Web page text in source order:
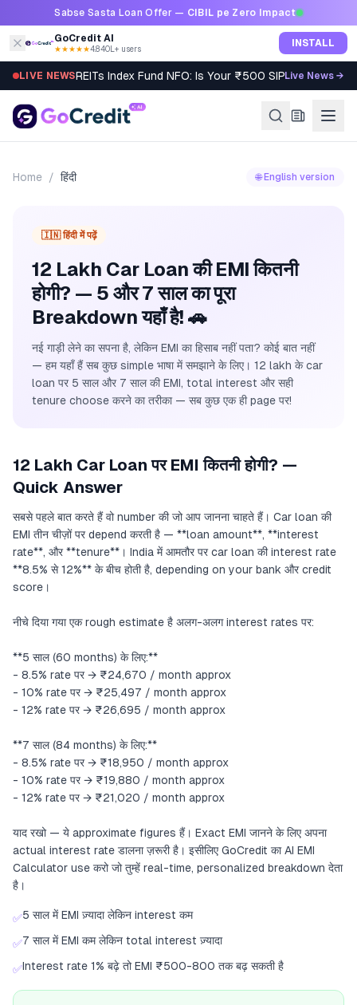
Skip to contentSabse Sasta Loan Offer — CIBIL pe Zero Impact
GoCredit AI
★★★★★4.8·40L+ users INSTALL
LIVE NEWSREITs Index Fund NFO: Is Your ₹500 SIP Worth It?
Live News →
Home / हिंदी 🌐 English version
🇮🇳 हिंदी में पढ़ें
12 Lakh Car Loan की EMI कितनी
होगी? — 5 और 7 साल का पूरा
Breakdown यहाँ है! 🚗
नई गाड़ी लेने का सपना है, लेकिन EMI का हिसाब नहीं पता? कोई बात नहीं
— हम यहाँ हैं सब कुछ simple भाषा में समझाने के लिए। 12 lakh के car
loan पर 5 साल और 7 साल की EMI, total interest और सही
tenure choose करने का तरीका — सब कुछ एक ही page पर!
12 Lakh Car Loan पर EMI कितनी होगी? —
Quick Answer
सबसे पहले बात करते हैं वो number की जो आप जानना चाहते हैं। Car loan की
EMI तीन चीज़ों पर depend करती है — **loan amount**, **interest
rate**, और **tenure**। India में आमतौर पर car loan की interest rate
**8.5% से 12%** के बीच होती है, depending on your bank और credit
score।
नीचे दिया गया एक rough estimate है अलग-अलग interest rates पर:
**5 साल (60 months) के लिए:**
- 8.5% rate पर → ₹24,670 / month approx
- 10% rate पर → ₹25,497 / month approx
- 12% rate पर → ₹26,695 / month approx
**7 साल (84 months) के लिए:**
- 8.5% rate पर → ₹18,950 / month approx
- 10% rate पर → ₹19,880 / month approx
- 12% rate पर → ₹21,020 / month approx
याद रखो — ये approximate figures हैं। Exact EMI जानने के लिए अपना
actual interest rate डालना ज़रूरी है। इसीलिए GoCredit का AI EMI
Calculator use करो जो तुम्हें real-time, personalized breakdown देता
है।
✅5 साल में EMI ज़्यादा लेकिन interest कम
✅7 साल में EMI कम लेकिन total interest ज़्यादा
✅Interest rate 1% बढ़े तो EMI ₹500-800 तक बढ़ सकती है